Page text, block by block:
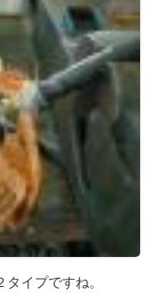
イプですね。